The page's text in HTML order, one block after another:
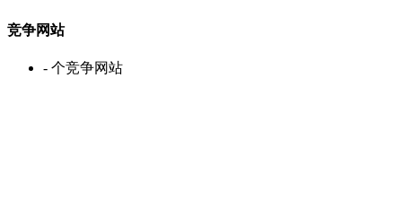
竞争网站
- 个竞争网站